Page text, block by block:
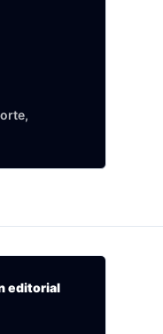
editorial